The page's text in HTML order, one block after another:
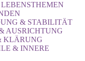
& STABILITÄT
AUSRICHTUNG
KLÄRUNG
& INNERE